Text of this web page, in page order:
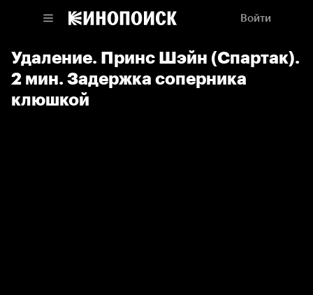
Войти
Удаление. Принс Шэйн (Спартак).
2 мин. Задержка соперника
клюшкой